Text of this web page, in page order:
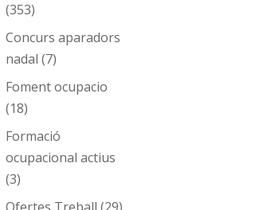
(353)
Concurs aparadors
nadal (7)
Foment ocupacio
(18)
Formació
ocupacional actius
(3)